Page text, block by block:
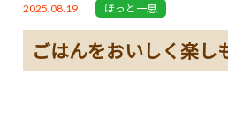
2025.08.19 ほっと一息
ごはんをおいしく楽し